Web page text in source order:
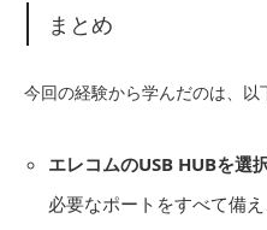
まとめ
今回の経験から学んだのは、以
エレコムのUSB HUBを選
必要なポートをすべて備